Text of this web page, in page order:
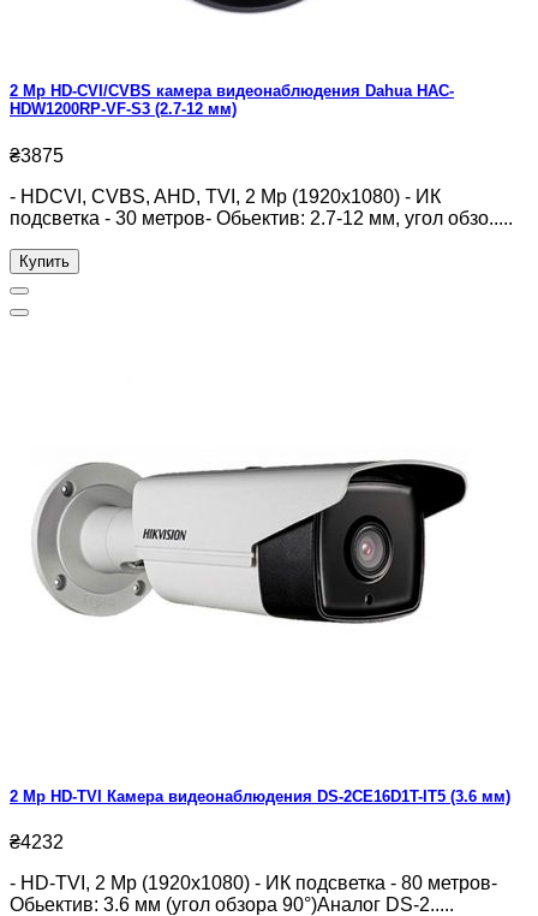
2 Mp HD-CVI/CVBS камера видеонаблюдения Dahua HAC-
HDW1200RP-VF-S3 (2.7-12 мм)
₴3875
- HDCVI, CVBS, AHD, TVI, 2 Mp (1920х1080) - ИК
подсветка - 30 метров- Обьектив: 2.7-12 мм, угол обзо.....
Купить
2 Mp HD-TVI Камера видеонаблюдения DS-2CE16D1T-IT5 (3.6 мм)
₴4232
- HD-TVI, 2 Mp (1920x1080) - ИК подсветка - 80 метров-
Обьектив: 3.6 мм (угол обзора 90°)Аналог DS-2.....